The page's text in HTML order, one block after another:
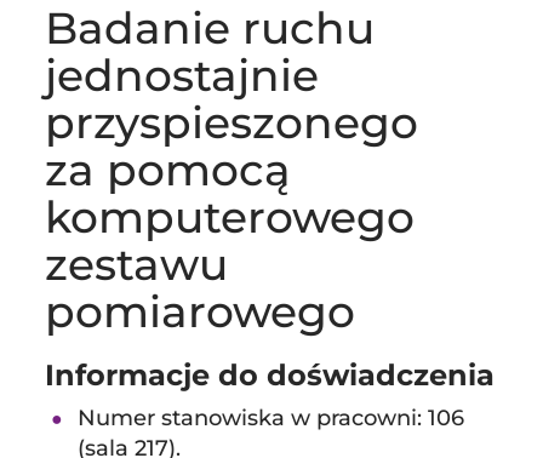
Badanie ruchu
jednostajnie
przyspieszonego
za pomocą
komputerowego
zestawu
pomiarowego
Informacje do doświadczenia
Numer stanowiska w pracowni: 106
(sala 217).